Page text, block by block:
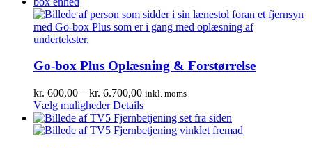
flere
varianter.
vælges
på
varesiden
Go-box Plus Oplæsning & Forstørrelse
kr. 600,00 – kr. 6.700,00Prisinterval:
kr. 600,00
til
kr. 6.700,00
inkl. moms
Vælg muligheder Dette
vare
har
Details